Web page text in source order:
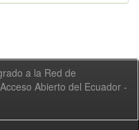
a la Red de
Abierto del Ecuador -